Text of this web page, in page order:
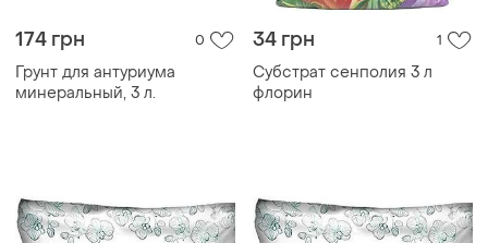
174 грн 0
Грунт для антуриума
минеральный, 3 л.
34 грн 1
Субстрат сенполия 3 л
флорин